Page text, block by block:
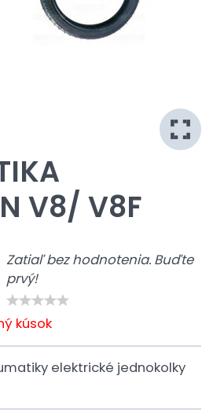
V8/ V8F
Zatiaľ bez hodnotenia. Buďte
prvý!
kúsok
elektrické jednokolky